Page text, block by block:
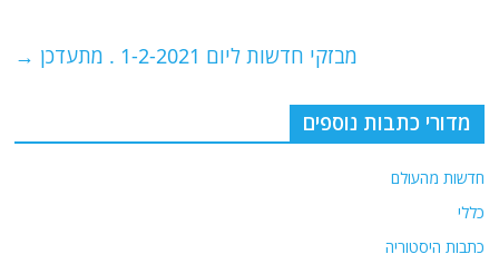
k
מבזקי חדשות ליום 1-2-2021 . מתעדכן →
מדורי כתבות נוספים
חדשות מהעולם
כללי
כתבות היסטוריה